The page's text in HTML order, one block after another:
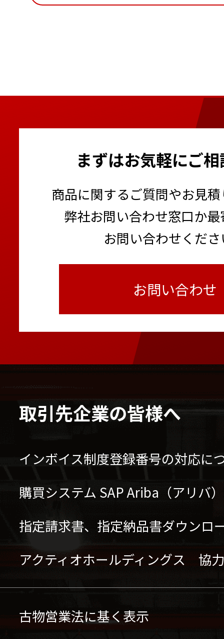
まずはお気軽にご
商品に関するご質問やお見
弊社お問い合わせ窓口か
お問い合わせくだ
お問い合わせ
取引先企業の皆様へ
インボイス制度登録番号の対応に
購買システム SAP Ariba（アリバ
指定請求書、指定納品書ダウンロ
アクティオホールディングス 協
古物営業法に基く表示